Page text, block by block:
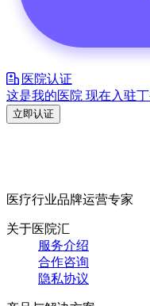
医院认证
这是我的医院 现在入驻
立即认证
医疗行业品牌运营专家
关于医院汇
服务介绍
合作咨询
隐私协议